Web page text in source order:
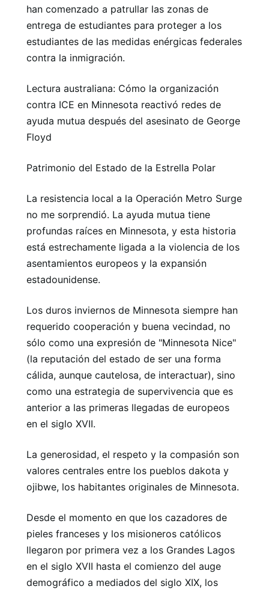
han comenzado a patrullar las zonas de
entrega de estudiantes para proteger a los
estudiantes de las medidas enérgicas federales
contra la inmigración.
Lectura australiana: Cómo la organización
contra ICE en Minnesota reactivó redes de
ayuda mutua después del asesinato de George
Floyd
Patrimonio del Estado de la Estrella Polar
La resistencia local a la Operación Metro Surge
no me sorprendió. La ayuda mutua tiene
profundas raíces en Minnesota, y esta historia
está estrechamente ligada a la violencia de los
asentamientos europeos y la expansión
estadounidense.
Los duros inviernos de Minnesota siempre han
requerido cooperación y buena vecindad, no
sólo como una expresión de "Minnesota Nice"
(la reputación del estado de ser una forma
cálida, aunque cautelosa, de interactuar), sino
como una estrategia de supervivencia que es
anterior a las primeras llegadas de europeos
en el siglo XVII.
La generosidad, el respeto y la compasión son
valores centrales entre los pueblos dakota y
ojibwe, los habitantes originales de Minnesota.
Desde el momento en que los cazadores de
pieles franceses y los misioneros católicos
llegaron por primera vez a los Grandes Lagos
en el siglo XVII hasta el comienzo del auge
demográfico a mediados del siglo XIX, los